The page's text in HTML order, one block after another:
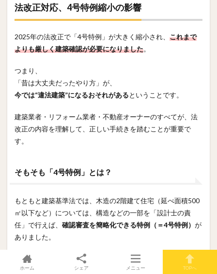
法改正対応、4号特例縮小の影響
2025年の法改正で「4号特例」が大きく縮小され、 これまで
よりも厳しく建築確認が必要になりました。
つまり、
「昔は大丈夫だったやり方」が、
今では“違法建築”になるおそれがあるということです。
建築業者・リフォーム業者・不動産オーナーのすべてが、法
改正の内容を理解して、正しい手続きを踏むことが重要で
す。
そもそも「4号特例」とは？
もともと建築基準法では、木造の2階建て住宅（延べ面積500
㎡以下など）については、構造などの一部を「設計士の責
任」で行えば、 確認審査を簡略化できる特例（＝4号特例） が
ありました。
しかし近年では、地震や台風被害の増加によって、「確認が
甘いまま建てられた建物の安全性」に疑問が出てきました。
ホーム シェア メニュー TOPへ